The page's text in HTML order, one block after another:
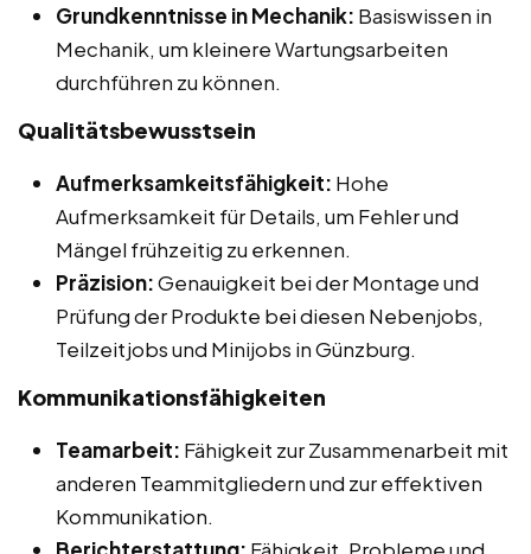
Grundkenntnisse in Mechanik: Basiswissen in
Mechanik, um kleinere Wartungsarbeiten
durchführen zu können.
Qualitätsbewusstsein
Aufmerksamkeitsfähigkeit: Hohe
Aufmerksamkeit für Details, um Fehler und
Mängel frühzeitig zu erkennen.
Präzision:Genauigkeit bei der Montage und
Prüfung der Produkte bei diesen Nebenjobs,
Teilzeitjobs und Minijobs in Günzburg.
Kommunikationsfähigkeiten
Teamarbeit: Fähigkeit zur Zusammenarbeit mit
anderen Teammitgliedern und zur effektiven
Kommunikation.